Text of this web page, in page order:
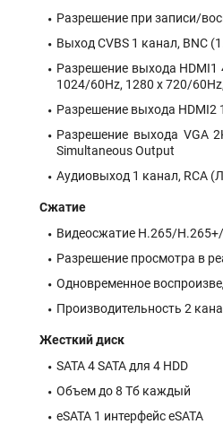
Разрешение при записи/
Выход CVBS 1 канал, BNC
Разрешение выхода
1024/60Hz, 1280 x 720/
Разрешение выхода
Разрешение выхода VGA
Simultaneous Output
Аудиовыход 1 канал, RCA
Сжатие
Видеосжатие H.265/
Разрешение просмотра в
Одновременное
Производительность 2
Жесткий диск
SATA 4 SATA для 4 HDD
Объем до 8 Тб каждый
eSATA 1 интерфейс eSATA